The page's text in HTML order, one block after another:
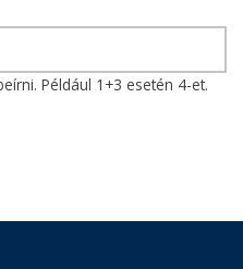
Például 1+3 esetén 4-et.